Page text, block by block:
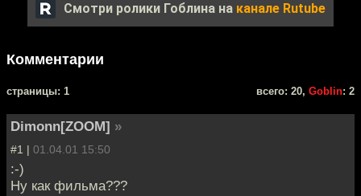
Смотри ролики Гоблина на канале Rutube
Комментарии
cтраницы: 1 всего: 20, Goblin: 2
Dimonn[ZOOM] »
#1 | 01.04.01 15:50
:-)
Ну как фильма???